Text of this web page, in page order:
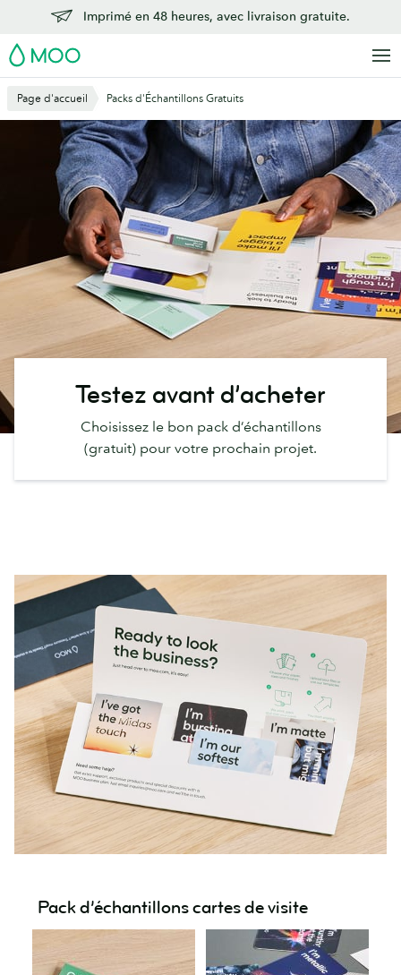
contenu
principal
Imprimé en 48 heures, avec livraison gratuite.
MOO
Page d'accueil Packs d'Échantillons Gratuits
Testez avant d’acheter
Choisissez le bon pack d’échantillons
(gratuit) pour votre prochain projet.
Pack d’échantillons cartes de visite